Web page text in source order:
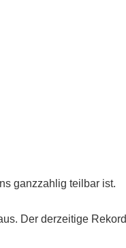
ganzzahlig teilbar ist.
Der derzeitige Rekord